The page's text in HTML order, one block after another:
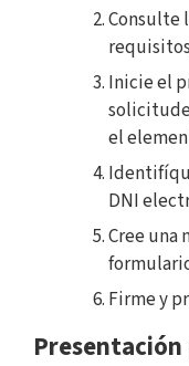
Consulte
Inicie el
el
DNI
Cree
Firme y